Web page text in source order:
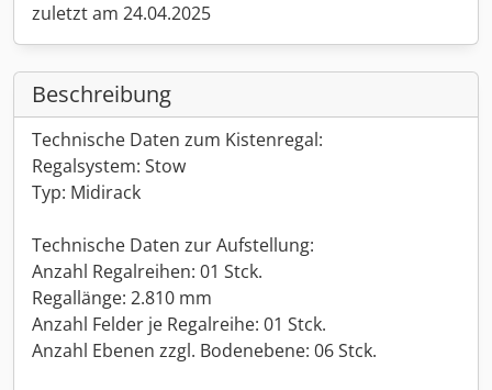
zuletzt am 24.04.2025
Beschreibung
Technische Daten zum Kistenregal:
Regalsystem: Stow
Typ: Midirack
Technische Daten zur Aufstellung:
Anzahl Regalreihen: 01 Stck.
Regallänge: 2.810 mm
Anzahl Felder je Regalreihe: 01 Stck.
Anzahl Ebenen zzgl. Bodenebene: 06 Stck.